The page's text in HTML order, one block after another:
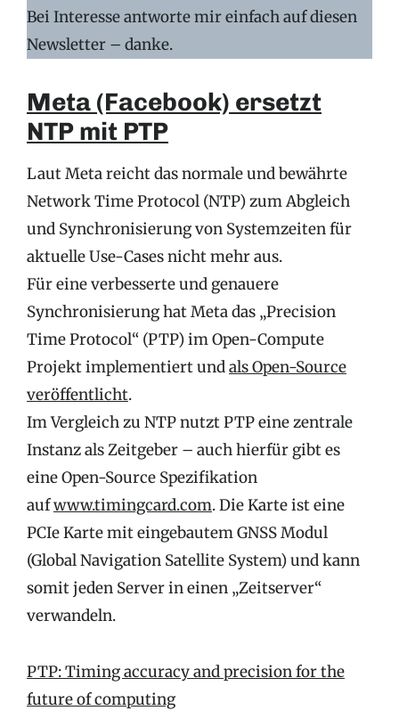
Bei Interesse antworte mir einfach auf diesen
Newsletter – danke.
Meta (Facebook) ersetzt
NTP mit PTP
Laut Meta reicht das normale und bewährte
Network Time Protocol (NTP) zum Abgleich
und Synchronisierung von Systemzeiten für
aktuelle Use-Cases nicht mehr aus.
Für eine verbesserte und genauere
Synchronisierung hat Meta das „Precision
Time Protocol“ (PTP) im Open-Compute
Projekt implementiert undals Open-Source
veröffentlicht.
Im Vergleich zu NTP nutzt PTP eine zentrale
Instanz als Zeitgeber – auch hierfür gibt es
eine Open-Source Spezifikation
aufwww.timingcard.com. Die Karte ist eine
PCIe Karte mit eingebautem GNSS Modul
(Global Navigation Satellite System) und kann
somit jeden Server in einen „Zeitserver“
verwandeln.
PTP: Timing accuracy and precision for the
future of computing